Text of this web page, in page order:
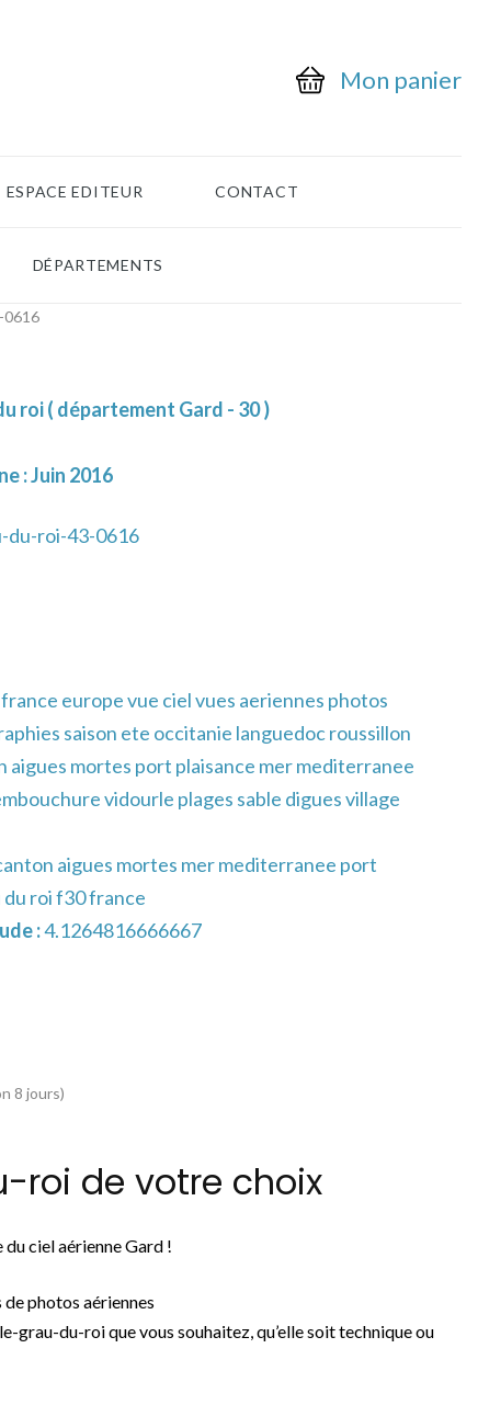
Mon panier
ESPACE EDITEUR CONTACT
DÉPARTEMENTS
0616
roi ( département Gard - 30 )
: Juin 2016
du-roi-43-0616
europe vue ciel vues aeriennes photos
saison ete occitanie languedoc roussillon
aigues mortes port plaisance mer mediterranee
vidourle plages sable digues village
aigues mortes mer mediterranee port
du roi f30 france
:4.1264816666667
8 jours)
roi de votre choix
ciel aérienne Gard !
photos aériennes
grau-du-roi que vous souhaitez, qu’elle soit technique ou